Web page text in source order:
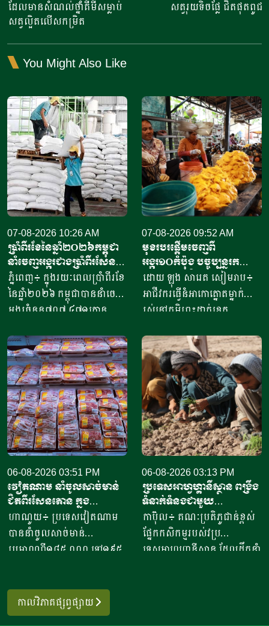
ដែលមានសំណល់ថ្នាំគីមីសម្លាប់
សត្វល្អិតលើសកម្រិត
សត្វរុយទិចផ្លែ ជិតផុតពូជ
You Might Also Like
07-08-2026 10:26 AM
ប្រាំពីរខែនៃឆ្នាំ​២០២៦កម្ពុជា
នាំចេញអង្ករជាងប្រាំពីរសែន​
តោន គិតជាទឹកប្រាក់​
ជាង៤១៥លានដុល្លារ
ភ្នំពេញ៖ ក្នុងរយៈពេលប្រាំពីរខែ
នៃឆ្នាំ២០២៦ កម្ពុជាបាននាំចេញ
អង្ករចំនួន៧០៧ ៤៧១តោន​
ចំនួន៦១ក្រុមហ៊ុន ដោយនាំ
ចេញទៅកាន់គោលដៅចំនួន៦៦
ដែលក្នុងនោះទៅកាន់បណ្តា
ប្រទេសនៅក្នុងតំបន់អឺរ៉ុប
ចំនួន៣៣ ​បានបរិមាណអង្ករ
ចំនួន២០៧ ១៥៧តោន គិតជា
ទឹកប្រាក់ចំនួន១៥៦,៤៥​លាន
ដុល្លារ។ ឧកញ៉ា ឡាយ ឈុនហួ
ប្រធានសហព័ន្ធស្រូវអង្ករកម្ពុជា
បានមានប្រសាសន៍ថា ការនាំ
ចេញអង្ករសម្រាប់ឆ្នាំ២០២៦នេះ
នឹងសម្រេចបានជោគជ័យតាម
ផែនការ ហើយ​មិនមានបញ្ហាអ្វី
ចោទនោះទេ ជាពិសេស ស្រប
រដ្ឋាភិបាល ដឹកនាំរបស់ស
ម្តេចតេជោ ហ៊ុន សែន ជាអតីត
07-08-2026 09:52 AM
មុខរបរផ្តើមចេញពី
អង្ករ១០កំប៉ុង​ បច្ចុប្បន្ន​រក
ចំណូលបាន​ជិត១០លានរៀល
ក្នុងមួយថ្ងៃ
ដោយ ឡុង សារេត​ សៀមរាប៖ ​
អាជីវករ​​ធ្វើនំអាកោត្នោត​ម្នាក់
រស់នៅភូមិព្រះដាក់ខេត្ត
ចាប់ផ្តើម​ដំបូង​ចេញពីអង្ករ​
១០កំប៉ុង ឬមានទម្ងន់​ប្រហែល​បី
គីឡូក្រាម រហូតមកដល់ឆ្នាំ​
២០២៦នេះ អាច​លក់នំបាន​ពី៤
០០០ ទៅ​៨០០០នំ​ គិតជាប្រាក់
ចំណូលសរុបបានពីបីលានដល់​
ប្រាំបីលានរៀល​ក្នុងមួយថ្ងៃ​។ អ្នក
ស្រី ថ្លុង ថាន ម្ចាស់ហាង​យីហោ
“អាកោត្នោតព្រះដាក់” នៅឃុំព្រះ
ដាក់​ ស្រុក​បន្ទាយស្រី ខេត្ត
សៀមរាប​ បានឱ្យដឹង​ថា មុខរបរ
ធ្វើនំអាកោត្នោត​លក់ជូនប្រជា
ពលរដ្ឋនិងភ្ញៀវទេសចរណ៍
អន្តរជាតិ​ ក្នុងពេលសព្វថ្ងៃនេះ
06-08-2026 03:51 PM
វៀតណាម នាំចូលសាច់មាន់
ជិតពីរសែនតោន ក្នុង
ឆមាសទី១ ដោយភាគច្រើននាំ
ចូលពីអាម៉េរិក
ហាណូយ៖ ប្រទេសវៀតណាម
បាននាំចូលសាច់មាន់
ប្រមាណពី១៨៥ ០០០ ទៅ១៩៥
នាំចូលពីសហរដ្ឋអាម៉េរិក មាន
រហូតដល់ជិត៦២ភាគរយនៃ
06-08-2026 03:13 PM
ប្រទេសអាហ្វហ្គានីស្ថាន ពង្រឹង
ទំនាក់ទំនងជាមួយ
ប្រទេសម៉ុលដូវ៉ា ដើម្បីជំរុញ
កិច្ចសហប្រតិបត្តិការផ្នែក
វិទ្យាសាស្ត្រ និងកសិកម្ម
កាប៊ុល៖ គណៈប្រតិភូជាន់ខ្ពស់
ផ្នែកកសិកម្មរបស់វប្រ
ទេសអាហ្វហ្គានីស្ថាន ដែលដឹកនាំ
កាលវិភាគផ្សព្វផ្សាយ